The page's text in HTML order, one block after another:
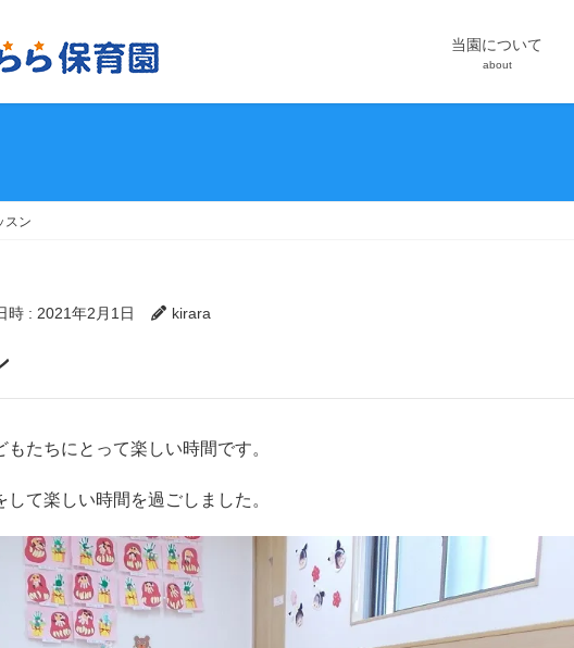
当園について
about
スン
時 : 2021年2月1日 kirara
たちにとって楽しい時間です。
て楽しい時間を過ごしました。